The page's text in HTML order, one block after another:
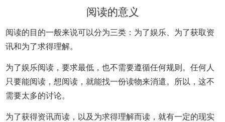
阅读的意义
阅读的目的一般来说可以分为三类：为了娱乐、为了获取资
讯和为了求得理解。
为了娱乐阅读，要求最低，也不需要遵循任何规则。任何人
只要能阅读，想阅读，就能找一份读物来消遣。所以，这不
需要太多的讨论。
为了获得资讯而读，以及为求得理解而读，就有一定的现实